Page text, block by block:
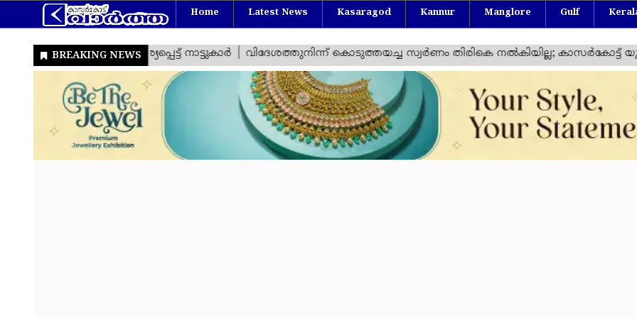
Home Latest News Kasaragod Kannur Manglore Gulf